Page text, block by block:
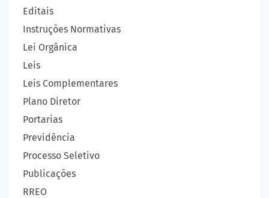
Editais
Instruções Normativas
Lei Orgânica
Leis
Leis Complementares
Plano Diretor
Portarias
Previdência
Processo Seletivo
Publicações
RREO